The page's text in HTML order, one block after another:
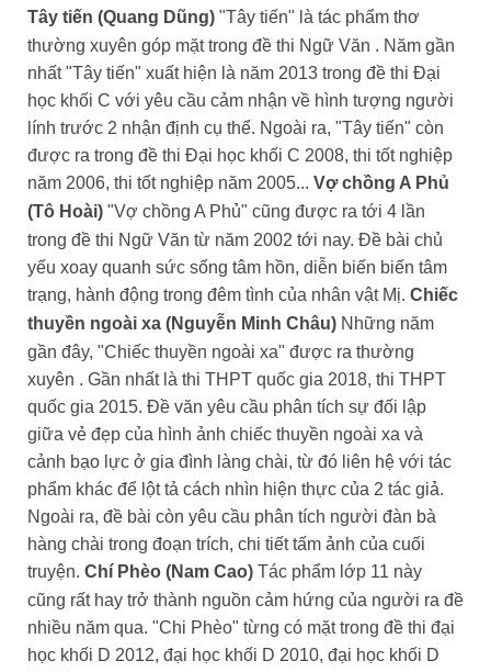
Tây tiến (Quang Dũng) "Tây tiến" là tác phẩm thơ
thường xuyên góp mặt trong đề thi Ngữ Văn . Năm gần
nhất "Tây tiến" xuất hiện là năm 2013 trong đề thi Đại
học khối C với yêu cầu cảm nhận về hình tượng người
lính trước 2 nhận định cụ thể. Ngoài ra, "Tây tiến" còn
được ra trong đề thi Đại học khối C 2008, thi tốt nghiệp
năm 2006, thi tốt nghiệp năm 2005... Vợ chồng A Phủ
(Tô Hoài) "Vợ chồng A Phủ" cũng được ra tới 4 lần
trong đề thi Ngữ Văn từ năm 2002 tới nay. Đề bài chủ
yếu xoay quanh sức sống tâm hồn, diễn biến biến tâm
trạng, hành động trong đêm tình của nhân vật Mị. Chiếc
thuyền ngoài xa (Nguyễn Minh Châu) Những năm
gần đây, "Chiếc thuyền ngoài xa" được ra thường
xuyên . Gần nhất là thi THPT quốc gia 2018, thi THPT
quốc gia 2015. Đề văn yêu cầu phân tích sự đối lập
giữa vẻ đẹp của hình ảnh chiếc thuyền ngoài xa và
cảnh bạo lực ở gia đình làng chài, từ đó liên hệ với tác
phẩm khác để lột tả cách nhìn hiện thực của 2 tác giả.
Ngoài ra, đề bài còn yêu cầu phân tích người đàn bà
hàng chài trong đoạn trích, chi tiết tấm ảnh của cuối
truyện. Chí Phèo (Nam Cao) Tác phẩm lớp 11 này
cũng rất hay trở thành nguồn cảm hứng của người ra đề
nhiều năm qua. "Chi Phèo" từng có mặt trong đề thi đại
học khối D 2012, đại học khối D 2010, đại học khối D